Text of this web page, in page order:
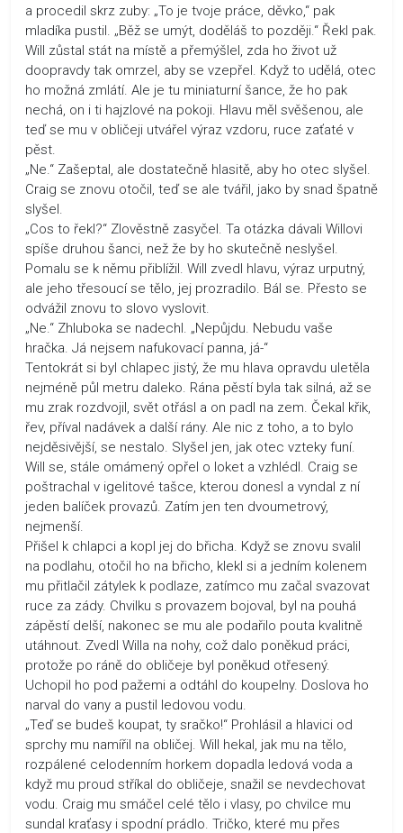
a procedil skrz zuby: „To je tvoje práce, děvko,“ pak
mladíka pustil. „Běž se umýt, doděláš to později.“ Řekl pak.
Will zůstal stát na místě a přemýšlel, zda ho život už
doopravdy tak omrzel, aby se vzepřel. Když to udělá, otec
ho možná zmlátí. Ale je tu miniaturní šance, že ho pak
nechá, on i ti hajzlové na pokoji. Hlavu měl svěšenou, ale
teď se mu v obličeji utvářel výraz vzdoru, ruce zaťaté v
pěst.
„Ne.“ Zašeptal, ale dostatečně hlasitě, aby ho otec slyšel.
Craig se znovu otočil, teď se ale tvářil, jako by snad špatně
slyšel.
„Cos to řekl?“ Zlověstně zasyčel. Ta otázka dávali Willovi
spíše druhou šanci, než že by ho skutečně neslyšel.
Pomalu se k němu přiblížil. Will zvedl hlavu, výraz urputný,
ale jeho třesoucí se tělo, jej prozradilo. Bál se. Přesto se
odvážil znovu to slovo vyslovit.
„Ne.“ Zhluboka se nadechl. „Nepůjdu. Nebudu vaše
hračka. Já nejsem nafukovací panna, já-“
Tentokrát si byl chlapec jistý, že mu hlava opravdu uletěla
nejméně půl metru daleko. Rána pěstí byla tak silná, až se
mu zrak rozdvojil, svět otřásl a on padl na zem. Čekal křik,
řev, příval nadávek a další rány. Ale nic z toho, a to bylo
nejděsivější, se nestalo. Slyšel jen, jak otec vzteky funí.
Will se, stále omámený opřel o loket a vzhlédl. Craig se
poštrachal v igelitové tašce, kterou donesl a vyndal z ní
jeden balíček provazů. Zatím jen ten dvoumetrový,
nejmenší.
Přišel k chlapci a kopl jej do břicha. Když se znovu svalil
na podlahu, otočil ho na břicho, klekl si a jedním kolenem
mu přitlačil zátylek k podlaze, zatímco mu začal svazovat
ruce za zády. Chvilku s provazem bojoval, byl na pouhá
zápěstí delší, nakonec se mu ale podařilo pouta kvalitně
utáhnout. Zvedl Willa na nohy, což dalo poněkud práci,
protože po ráně do obličeje byl poněkud otřesený.
Uchopil ho pod pažemi a odtáhl do koupelny. Doslova ho
narval do vany a pustil ledovou vodu.
„Teď se budeš koupat, ty sračko!“ Prohlásil a hlavici od
sprchy mu namířil na obličej. Will hekal, jak mu na tělo,
rozpálené celodenním horkem dopadla ledová voda a
když mu proud stříkal do obličeje, snažil se nevdechovat
vodu. Craig mu smáčel celé tělo i vlasy, po chvilce mu
sundal kraťasy i spodní prádlo. Tričko, které mu přes